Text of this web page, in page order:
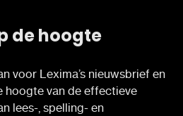
de hoogte
voor Lexima’s nieuwsbrief en
hoogte van de effectieve
lees-, spelling- en